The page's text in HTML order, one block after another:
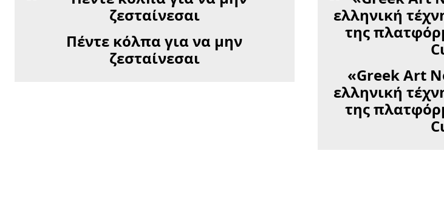
Πέντε κόλπα για να μην
ζεσταίνεσαι
«Greek Art
ελληνική
της